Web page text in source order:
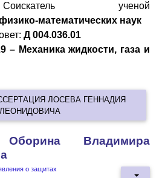
Cоискатель ученой
математических наук
Д 004.036.01
– Механика жидкости, газа и
ЛОСЕВА ГЕННАДИЯ
ЛЕОНИДОВИЧА
Оборина Владимира
о защитах